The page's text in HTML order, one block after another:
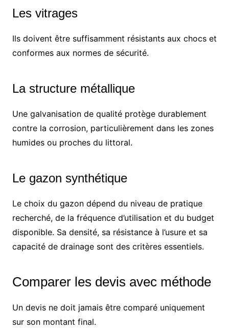
Les vitrages
Ils doivent être suffisamment résistants aux chocs et
conformes aux normes de sécurité.
La structure métallique
Une galvanisation de qualité protège durablement
contre la corrosion, particulièrement dans les zones
humides ou proches du littoral.
Le gazon synthétique
Le choix du gazon dépend du niveau de pratique
recherché, de la fréquence d’utilisation et du budget
disponible. Sa densité, sa résistance à l’usure et sa
capacité de drainage sont des critères essentiels.
Comparer les devis avec méthode
Un devis ne doit jamais être comparé uniquement
sur son montant final.